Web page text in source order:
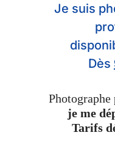
Je suis
Dès
je me
Tarifs